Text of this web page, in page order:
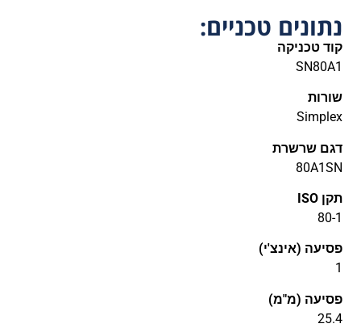
נתונים טכניים:
קוד טכניקה
SN80A1
שורות
Simplex
דגם שרשרת
80A1SN
תקן ISO
80-1
פסיעה (אינצ'י)
1
פסיעה (מ"מ)
25.4